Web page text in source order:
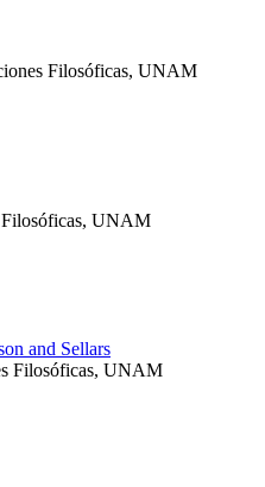
Filosóficas, UNAM
Filosóficas, UNAM
and Sellars
Filosóficas, UNAM